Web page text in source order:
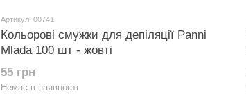
Артикул: 00741
Кольорові смужки для депіляції Panni
Mlada 100 шт - жовті
55 грн
Немає в наявності